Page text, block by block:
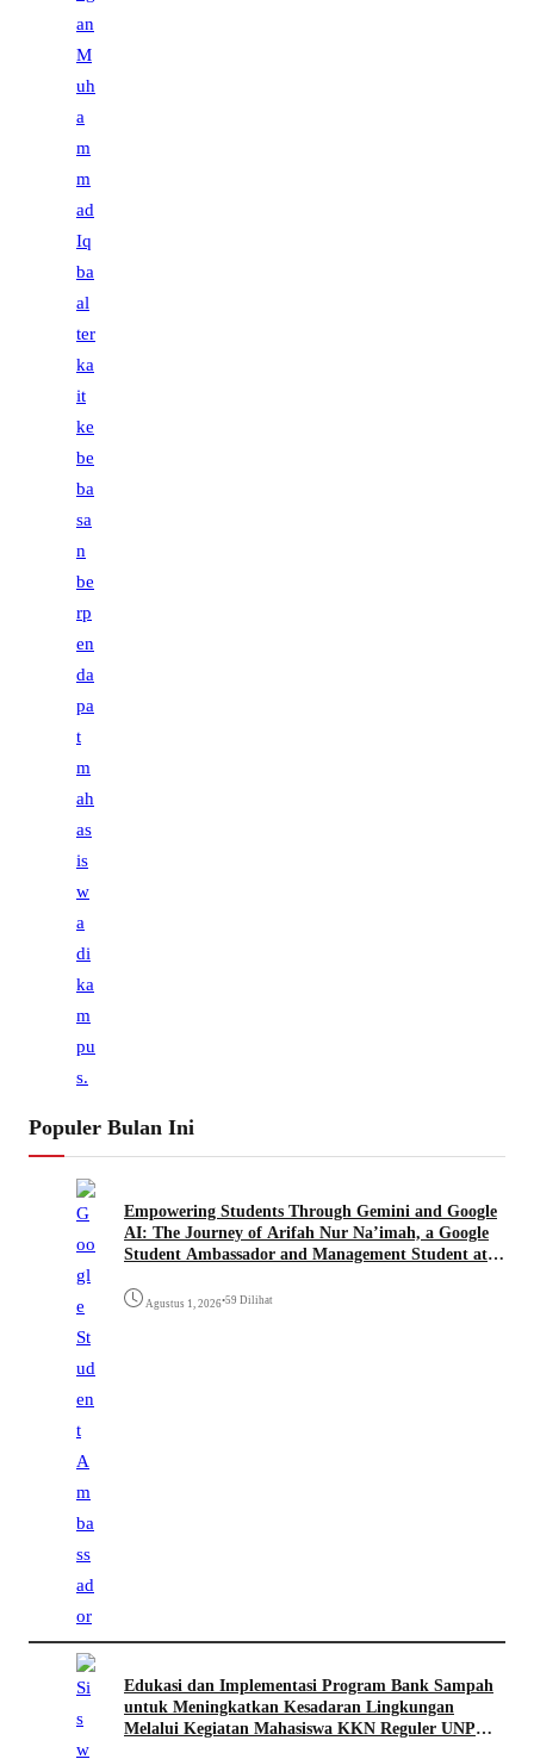
Populer Bulan Ini
Empowering Students Through Gemini and Google
AI: The Journey of Arifah Nur Na’imah, a Google
Student Ambassador and Management Student at
Agustus 1, 2026•59 Dilihat
Edukasi dan Implementasi Program Bank Sampah
untuk Meningkatkan Kesadaran Lingkungan
Melalui Kegiatan Mahasiswa KKN Reguler UNP